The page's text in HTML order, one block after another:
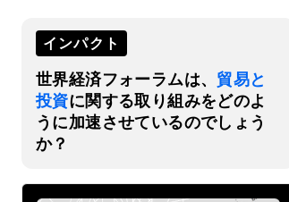
インパクト
世界経済フォーラムは、 貿易と
投資に関する取り組みをどのよ
うに加速させているのでしょう
か？